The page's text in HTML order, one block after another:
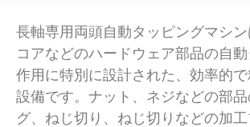
長軸専用両頭自動タッピングマシン
コアなどのハードウェア部品の自
作用に特別に設計された、効率的
設備です。ナット、ネジなどの部
グ、ねじ切り、ねじ切りなどの加